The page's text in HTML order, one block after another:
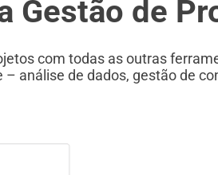
Gestão de
com todas as outras
análise de dados, gestão de